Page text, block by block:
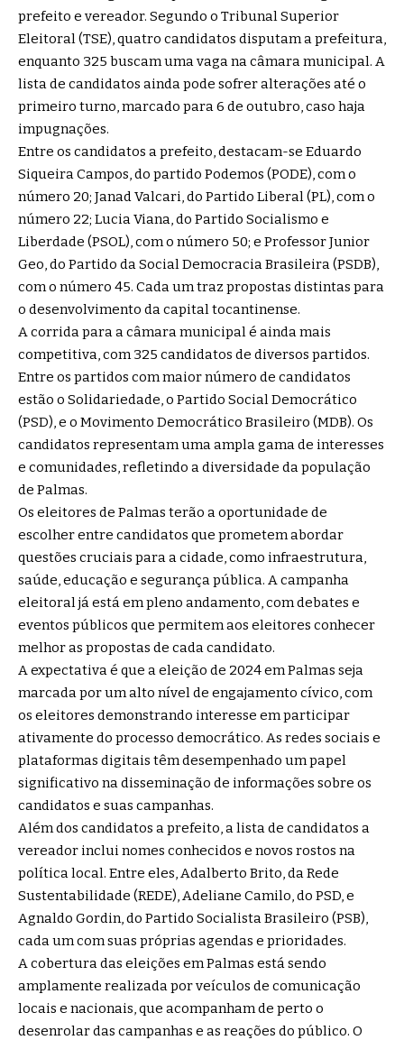
prefeito e vereador. Segundo o Tribunal Superior
Eleitoral (TSE), quatro candidatos disputam a prefeitura,
enquanto 325 buscam uma vaga na câmara municipal. A
lista de candidatos ainda pode sofrer alterações até o
primeiro turno, marcado para 6 de outubro, caso haja
impugnações.
Entre os candidatos a prefeito, destacam-se Eduardo
Siqueira Campos, do partido Podemos (PODE), com o
número 20; Janad Valcari, do Partido Liberal (PL), com o
número 22; Lucia Viana, do Partido Socialismo e
Liberdade (PSOL), com o número 50; e Professor Junior
Geo, do Partido da Social Democracia Brasileira (PSDB),
com o número 45. Cada um traz propostas distintas para
o desenvolvimento da capital tocantinense.
A corrida para a câmara municipal é ainda mais
competitiva, com 325 candidatos de diversos partidos.
Entre os partidos com maior número de candidatos
estão o Solidariedade, o Partido Social Democrático
(PSD), e o Movimento Democrático Brasileiro (MDB). Os
candidatos representam uma ampla gama de interesses
e comunidades, refletindo a diversidade da população
de Palmas.
Os eleitores de Palmas terão a oportunidade de
escolher entre candidatos que prometem abordar
questões cruciais para a cidade, como infraestrutura,
saúde, educação e segurança pública. A campanha
eleitoral já está em pleno andamento, com debates e
eventos públicos que permitem aos eleitores conhecer
melhor as propostas de cada candidato.
A expectativa é que a eleição de 2024 em Palmas seja
marcada por um alto nível de engajamento cívico, com
os eleitores demonstrando interesse em participar
ativamente do processo democrático. As redes sociais e
plataformas digitais têm desempenhado um papel
significativo na disseminação de informações sobre os
candidatos e suas campanhas.
Além dos candidatos a prefeito, a lista de candidatos a
vereador inclui nomes conhecidos e novos rostos na
política local. Entre eles, Adalberto Brito, da Rede
Sustentabilidade (REDE), Adeliane Camilo, do PSD, e
Agnaldo Gordin, do Partido Socialista Brasileiro (PSB),
cada um com suas próprias agendas e prioridades.
A cobertura das eleições em Palmas está sendo
amplamente realizada por veículos de comunicação
locais e nacionais, que acompanham de perto o
desenrolar das campanhas e as reações do público. O